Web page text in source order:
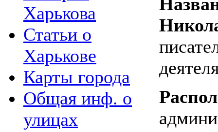
Харькова
Статьи о
Харькове
Карты города
Общая инф. о
улицах